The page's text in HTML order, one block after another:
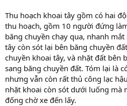
Thu hoạch khoai tây gồm có hai
thu hoạch, gồm 10 người đứng
băng chuyền chạy qua, nhanh
tây còn sót lại bên băng chuyền
chuyền khoai tây, và nhặt đất bên
sang băng chuyền đất. Tóm lại là
nhưng vẫn còn rất thủ công lạc
nhặt khoai còn sót dưới luống mà
đống chờ xe đến lấy.